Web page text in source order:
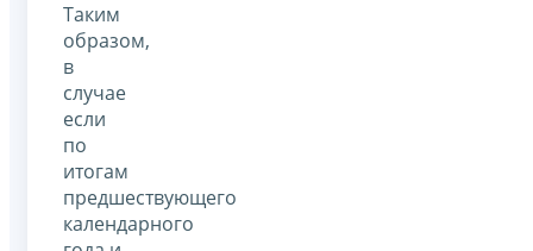
Таким
образом,
в
случае
если
по
итогам
предшествующего
календарного